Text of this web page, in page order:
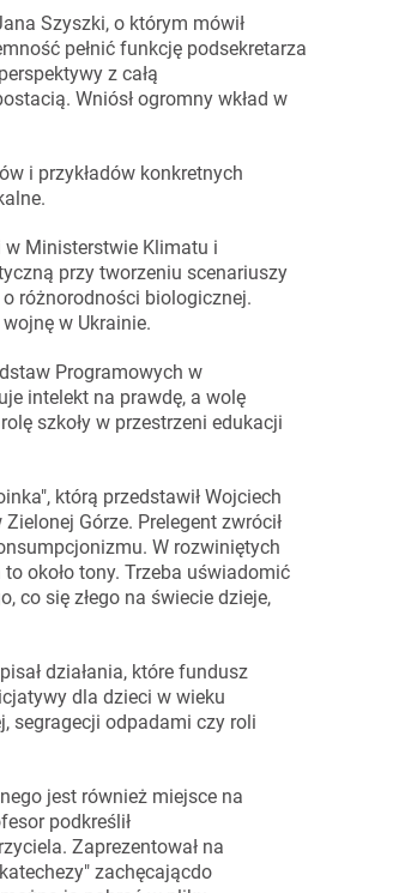
Szyszki, o którym mówił
pełnić funkcję podsekretarza
z całą
Wniósł ogromny wkład w
i przykładów konkretnych
w Ministerstwie Klimatu i
przy tworzeniu scenariuszy
różnorodności biologicznej.
w Ukrainie.
Programowych w
intelekt na prawdę, a wolę
szkoły w przestrzeni edukacji
którą przedstawił Wojciech
Górze. Prelegent zwrócił
W rozwiniętych
około tony. Trzeba uświadomić
co się złego na świecie dzieje,
działania, które fundusz
dla dzieci w wieku
segragecji odpadami czy roli
jest również miejsce na
podkreślił
Zaprezentował na
zachęcającdo